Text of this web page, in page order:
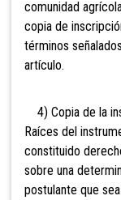
comunidad
copia de
términos
artículo.
4) Copia de la
Raíces del
constituido
sobre una
postulante que